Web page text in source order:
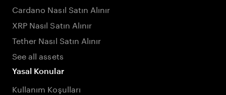
Cardano Nasıl Satın Alınır
XRP Nasıl Satın Alınır
Tether Nasıl Satın Alınır
See all assets
Yasal Konular
Kullanım Koşulları